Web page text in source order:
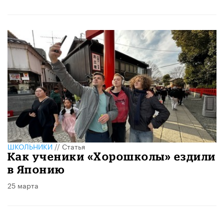
ШКОЛЬНИКИ//Статья
Как ученики «Хорошколы» ездили
в Японию
25 марта